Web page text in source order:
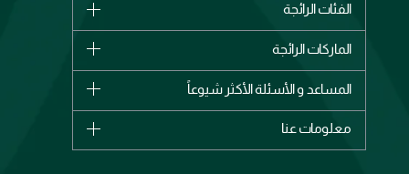
الفئات الرائجة
الأكثر مبيعاً
اشترِ بطاقة هدية
الماركات الرائجة
بربري
إيف سان لوران
المساعد و الأسئلة الأكثر شيوعاً
معلومات عنا